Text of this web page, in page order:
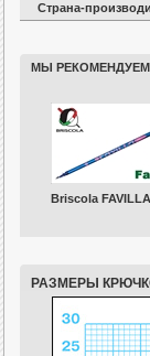
Страна-
МЫ РЕКОМЕНДУЕМ
Briscola
РАЗМЕРЫ